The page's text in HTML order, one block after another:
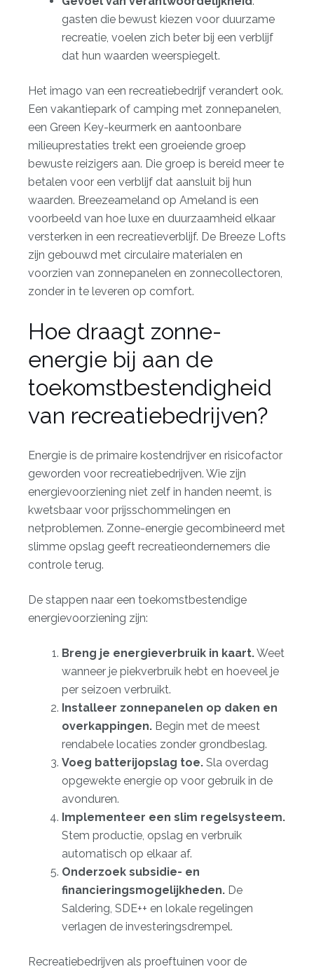
gasten die bewust kiezen voor duurzame
recreatie, voelen zich beter bij een verblijf
dat hun waarden weerspiegelt.
Het imago van een recreatiebedrijf verandert ook.
Een vakantiepark of camping met zonnepanelen,
een Green Key-keurmerk en aantoonbare
milieuprestaties trekt een groeiende groep
bewuste reizigers aan. Die groep is bereid meer te
betalen voor een verblijf dat aansluit bij hun
waarden. Breezeameland op Ameland is een
voorbeeld van hoe luxe en duurzaamheid elkaar
versterken in een recreatieverblijf. De Breeze Lofts
zijn gebouwd met circulaire materialen en
voorzien van zonnepanelen en zonnecollectoren,
zonder in te leveren op comfort.
Hoe draagt zonne-
energie bij aan de
toekomstbestendigheid
van recreatiebedrijven?
Energie is de primaire kostendrijver en risicofactor
geworden voor recreatiebedrijven. Wie zijn
energievoorziening niet zelf in handen neemt, is
kwetsbaar voor prijsschommelingen en
netproblemen. Zonne-energie gecombineerd met
slimme opslag geeft recreatieondernemers die
controle terug.
De stappen naar een toekomstbestendige
energievoorziening zijn:
Breng je energieverbruik in kaart.Weet
wanneer je piekverbruik hebt en hoeveel je
per seizoen verbruikt.
Installeer zonnepanelen op daken en
overkappingen. Begin met de meest
rendabele locaties zonder grondbeslag.
Voeg batterijopslag toe. Sla overdag
opgewekte energie op voor gebruik in de
avonduren.
Implementeer een slim regelsysteem.
Stem productie, opslag en verbruik
automatisch op elkaar af.
Onderzoek subsidie- en
financieringsmogelijkheden. De
Saldering, SDE++ en lokale regelingen
verlagen de investeringsdrempel.
Recreatiebedrijven als proeftuinen voor de